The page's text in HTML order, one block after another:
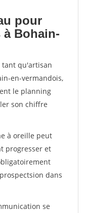
pour
Bohain-
tant qu'artisan
en-vermandois,
le planning
son chiffre
à oreille peut
progresser et
dans
se